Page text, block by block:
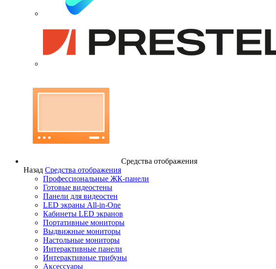
Средства отображения
Назад Средства отображения
Профессиональные ЖК-панели
Готовые видеостены
Панели для видеостен
LED экраны All-in-One
Кабинеты LED экранов
Портативные мониторы
Выдвижные мониторы
Настольные мониторы
Интерактивные панели
Интерактивные трибуны
Аксессуары